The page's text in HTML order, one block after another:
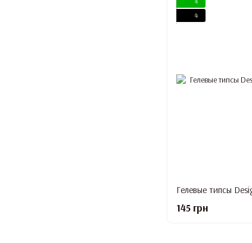
4
Гелевые типсы
145 грн